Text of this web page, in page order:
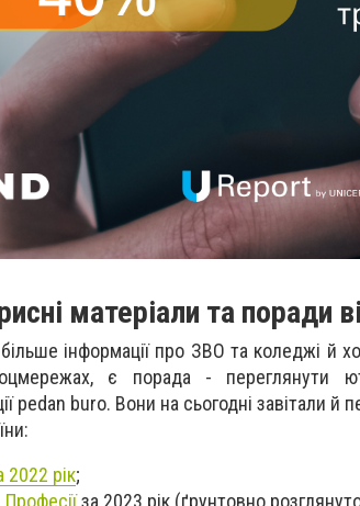
матеріали та поради
інформації про ЗВО та коледжі й
є порада - переглянути
pedan buro. Вони на сьогодні завітали й
2022 рік;
за 2023 рік (ґрунтовно